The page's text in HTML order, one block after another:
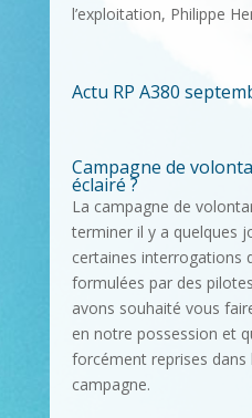
l’exploitation, Philippe
Actu RP A380
Campagne de
éclairé ?
La campagne de
terminer il y a quelques
certaines interrogations
formulées par des
avons souhaité vous
en notre possession et
forcément reprises dans
campagne.